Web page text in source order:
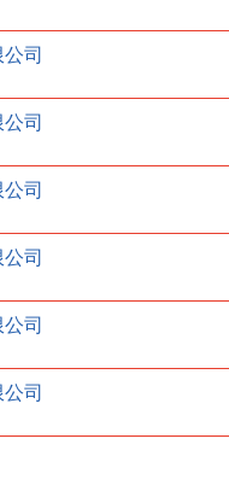
司
司
司
司
司
司